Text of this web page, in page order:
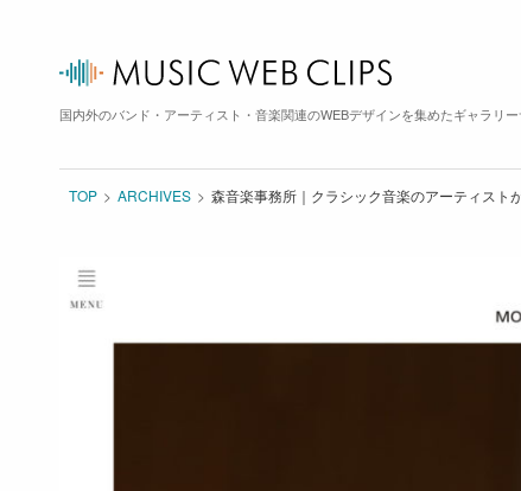
国内外のバンド・アーティスト・音楽関連のWEBデザインを集めたギャラリー
TOP ARCHIVES 森音楽事務所｜クラシック音楽のアーティスト